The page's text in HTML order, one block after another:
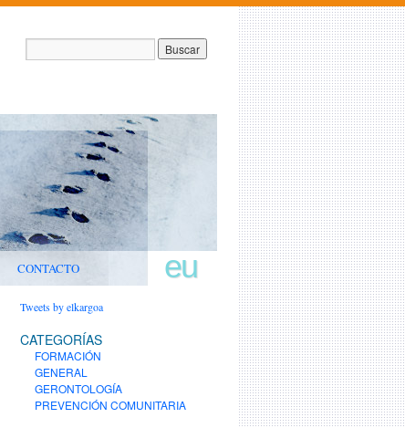
CONTACTO eu
Tweets by elkargoa
CATEGORÍAS
FORMACIÓN
GENERAL
GERONTOLOGÍA
PREVENCIÓN COMUNITARIA